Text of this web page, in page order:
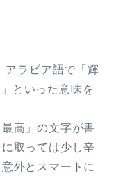
アラビア語で「輝
といった意味を
高」の文字が書
取っては少し辛
外とスマートに